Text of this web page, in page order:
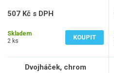
507 Kč s DPH
Skladem
2 ks
KOUPIT
Dvojháček, chrom